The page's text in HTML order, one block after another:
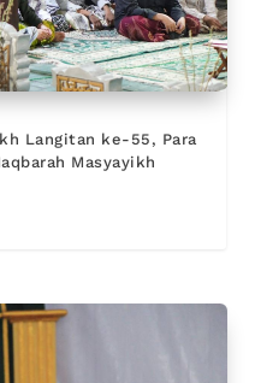
Langitan ke-55, Para
Masyayikh